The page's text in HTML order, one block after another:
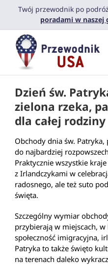
PrzejdźTwój przewodnik po
poradami w naszej
Dzień św.
zielona rzeka,
dla całej rodziny
Obchody dnia św.
do najbardziej
Praktycznie wszystkie
z Irlandczykami w
radosnego, ale też suto
święta.
Szczególny wymiar
przybierają w miejscach,
społeczność imigracyjna,
Patryka to także święto
na terenach daleko